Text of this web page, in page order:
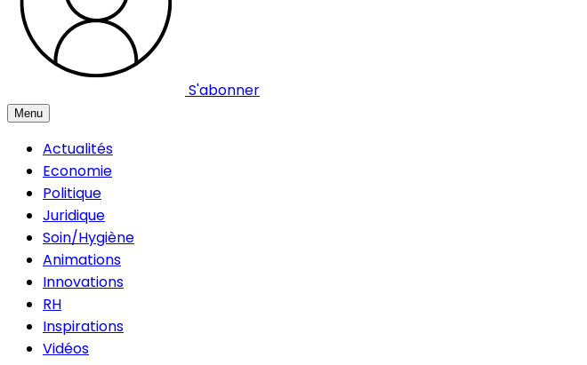
S'abonner
Menu
Actualités
Economie
Politique
Juridique
Soin/Hygiène
Animations
Innovations
RH
Inspirations
Vidéos